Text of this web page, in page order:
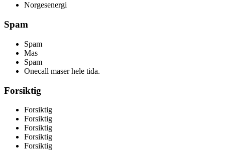
Norgesenergi
Spam
Spam
Mas
Spam
Onecall maser hele tida.
Forsiktig
Forsiktig
Forsiktig
Forsiktig
Forsiktig
Forsiktig